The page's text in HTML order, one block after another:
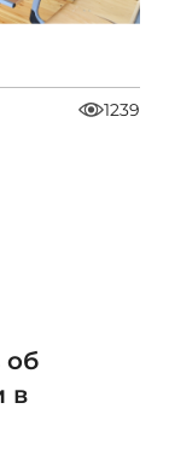
1239
об
в